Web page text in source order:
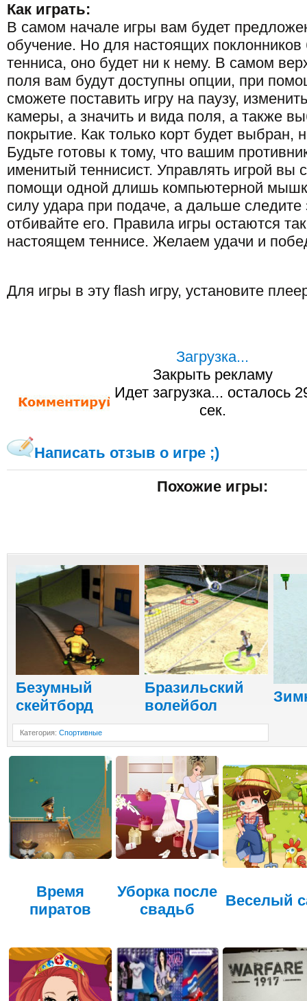
Как играть:
В самом начале игры вам будет
обучение. Но для настоящих
тенниса, оно будет ни к нему. В самом
поля вам будут доступны опции, при
сможете поставить игру на паузу,
камеры, а значить и вида поля, а также
покрытие. Как только корт будет выбран,
Будьте готовы к тому, что вашим
именитый теннисист. Управлять игрой вы
помощи одной длишь компьютерной
силу удара при подаче, а дальше
отбивайте его. Правила игры остаются
настоящем теннисе. Желаем удачи и
Для игры в эту flash игру, установите
Загрузка...
Закрыть рекламу
Идет загрузка... осталось
сек.
Написать отзыв о игре ;)
Похожие игры:
Безумный
скейтборд
Бразильский
волейбол
Категория: Спортивные
Время
пиратов
Уборка после
свадьб
Веселый